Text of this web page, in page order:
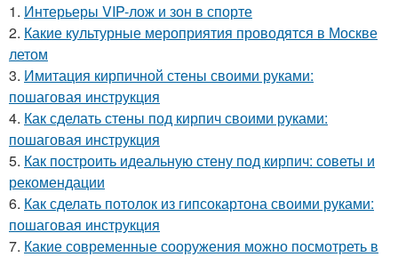
1. Интерьеры VIP-лож и зон в спорте
2. Какие культурные мероприятия проводятся в Москве
летом
3. Имитация кирпичной стены своими руками:
пошаговая инструкция
4. Как сделать стены под кирпич своими руками:
пошаговая инструкция
5. Как построить идеальную стену под кирпич: советы и
рекомендации
6. Как сделать потолок из гипсокартона своими руками:
пошаговая инструкция
7. Какие современные сооружения можно посмотреть в